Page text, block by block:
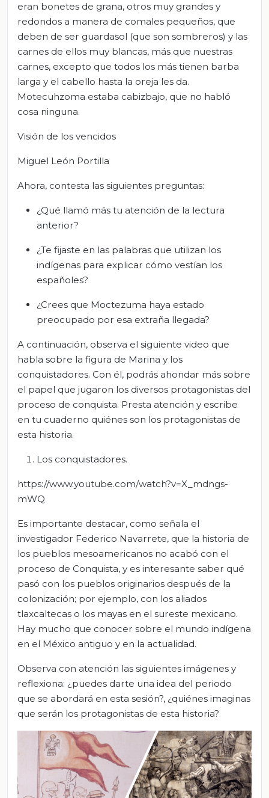
eran bonetes de grana, otros muy grandes y
redondos a manera de comales pequeños, que
deben de ser guardasol (que son sombreros) y las
carnes de ellos muy blancas, más que nuestras
carnes, excepto que todos los más tienen barba
larga y el cabello hasta la oreja les da.
Motecuhzoma estaba cabizbajo, que no habló
cosa ninguna.
Visión de los vencidos
Miguel León Portilla
Ahora, contesta las siguientes preguntas:
¿Qué llamó más tu atención de la lectura
anterior?
¿Te fijaste en las palabras que utilizan los
indígenas para explicar cómo vestían los
españoles?
¿Crees que Moctezuma haya estado
preocupado por esa extraña llegada?
A continuación, observa el siguiente video que
habla sobre la figura de Marina y los
conquistadores. Con él, podrás ahondar más sobre
el papel que jugaron los diversos protagonistas del
proceso de conquista. Presta atención y escribe
en tu cuaderno quiénes son los protagonistas de
esta historia.
Los conquistadores.
https://www.youtube.com/watch?v=X_mdngs-
mWQ
Es importante destacar, como señala el
investigador Federico Navarrete, que la historia de
los pueblos mesoamericanos no acabó con el
proceso de Conquista, y es interesante saber qué
pasó con los pueblos originarios después de la
colonización; por ejemplo, con los aliados
tlaxcaltecas o los mayas en el sureste mexicano.
Hay mucho que conocer sobre el mundo indígena
en el México antiguo y en la actualidad.
Observa con atención las siguientes imágenes y
reflexiona: ¿puedes darte una idea del periodo
que se abordará en esta sesión?, ¿quiénes imaginas
que serán los protagonistas de esta historia?